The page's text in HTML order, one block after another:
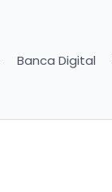
Banca Digital